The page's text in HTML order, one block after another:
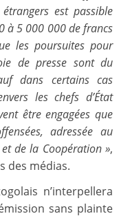
est passible
à 5 000 000 de francs
les poursuites pour
de presse sont du
dans certains cas
les chefs d’État
être engagées que
adressée au
de la Coopération »,
des médias.
n’interpellera
sans plainte